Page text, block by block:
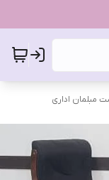
مبلمان اداری